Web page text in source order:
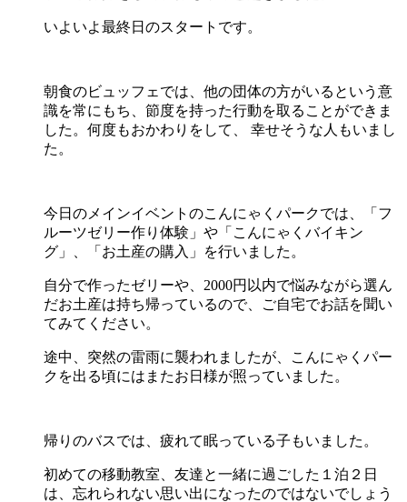
いよいよ最終日のスタートです。
朝食のビュッフェでは、他の団体の方がいるという意
識を常にもち、節度を持った行動を取ることができま
した。何度もおかわりをして、 幸せそうな人もいまし
た。
今日のメインイベントのこんにゃくパークでは、「フ
ルーツゼリー作り体験」や「こんにゃくバイキン
グ」、「お土産の購入」を行いました。
自分で作ったゼリーや、2000円以内で悩みながら選ん
だお土産は持ち帰っているので、ご自宅でお話を聞い
てみてください。
途中、突然の雷雨に襲われましたが、こんにゃくパー
クを出る頃にはまたお日様が照っていました。
帰りのバスでは、疲れて眠っている子もいました。
初めての移動教室、友達と一緒に過ごした１泊２日
は、忘れられない思い出になったのではないでしょう